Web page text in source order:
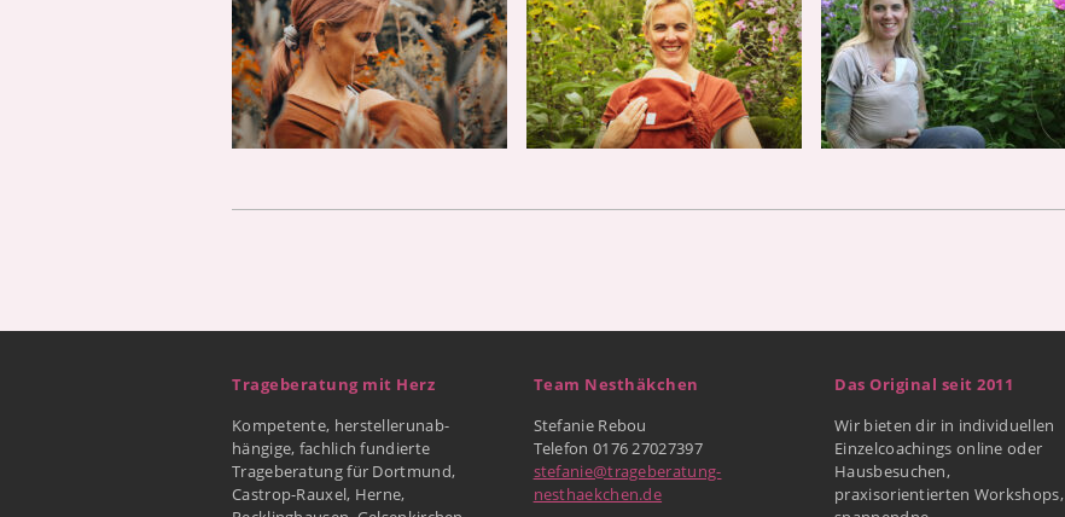
Trageberatung mit Herz
Kompetente, herstellerunab-
hängige, fachlich fundierte
Trageberatung für Dortmund,
Castrop-Rauxel, Herne,
Team Nesthäkchen
Stefanie Rebou
Telefon 0176 27027397
stefanie@trageberatung-
nesthaekchen.de
Das Original seit 2011
Wir bieten dir in individuellen
Einzelcoachings online oder
Hausbesuchen,
praxisorientierten Workshops,